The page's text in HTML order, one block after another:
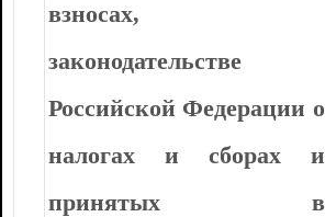
взносах,
законодательстве
Российской Федерации о
налогах и сборах и
принятых в